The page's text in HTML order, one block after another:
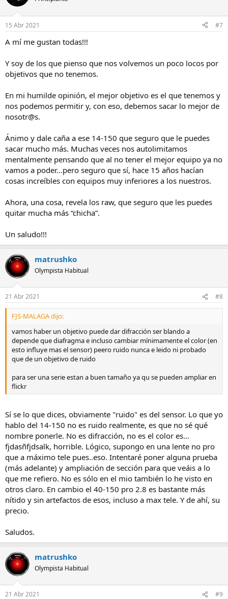
15 Abr 2021 #7
A mí me gustan todas!!!
Y soy de los que pienso que nos volvemos un poco locos por
objetivos que no tenemos.
En mi humilde opinión, el mejor objetivo es el que tenemos y
nos podemos permitir y, con eso, debemos sacar lo mejor de
nosotr@s.
Ánimo y dale caña a ese 14-150 que seguro que le puedes
sacar mucho más. Muchas veces nos autolimitamos
mentalmente pensando que al no tener el mejor equipo ya no
vamos a poder...pero seguro que sí, hace 15 años hacían
cosas increíbles con equipos muy inferiores a los nuestros.
Ahora, una cosa, revela los raw, que seguro que les puedes
quitar mucha más “chicha”.
Un saludo!!!
matrushko
Olympista Habitual
21 Abr 2021 #8
FJS-MALAGA dijo:
vamos haber un objetivo puede dar difracción ser blando a
depende que diafragma e incluso cambiar mínimamente el color (en
esto influye mas el sensor) peero ruido nunca e leido ni probado
que de un objetivo de ruido
para ser una serie estan a buen tamaño ya qu se pueden ampliar en
flickr
Sí se lo que dices, obviamente "ruido" es del sensor. Lo que yo
hablo del 14-150 no es ruido realmente, es que no sé qué
nombre ponerle. No es difracción, no es el color es...
fjdasñfjdsalk, horrible. Lógico, supongo en una lente no pro
que a máximo tele pues..eso. Intentaré poner alguna prueba
(más adelante) y ampliación de sección para que veáis a lo
que me refiero. No es sólo en el mio también lo he visto en
otros claro. En cambio el 40-150 pro 2.8 es bastante más
nítido y sin artefactos de esos, incluso a max tele. Y de ahí, su
precio.
Saludos.
matrushko
Olympista Habitual
21 Abr 2021 #9